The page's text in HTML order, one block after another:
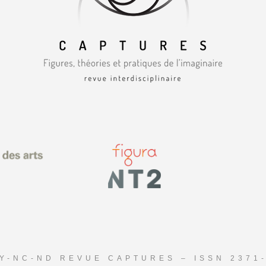
NC-ND REVUE CAPTURES – ISSN